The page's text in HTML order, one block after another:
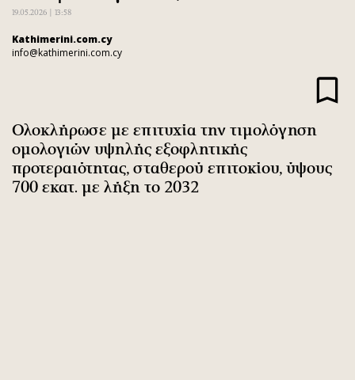
Αθλητισμός
Κύπρος
Ελλάδα
Οικονομική
Οικονομία
Real Estate
Επιχειρήσεις
Αφιερώματα
Πολιτική
Οικονομία
19.05.2026 | 13:58
Kathimerini.com.cy
info@kathimerini.com.cy
Ολοκλήρωσε με επιτυχία την τιμολόγηση
ομολογιών υψηλής εξοφλητικής
προτεραιότητας, σταθερού επιτοκίου, ύψους
700 εκατ. με λήξη το 2032